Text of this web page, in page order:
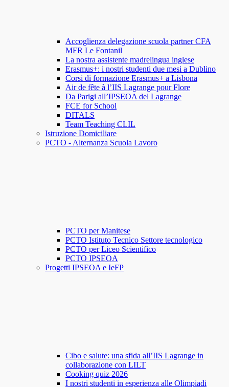
Accoglienza delegazione scuola partner CFA
MFR Le Fontanil
La nostra assistente madrelingua inglese
Erasmus+: i nostri studenti due mesi a Dublino
Corsi di formazione Erasmus+ a Lisbona
Air de fête à l’IIS Lagrange pour Flore
Da Parigi all’IPSEOA del Lagrange
FCE for School
DITALS
Team Teaching CLIL
Istruzione Domiciliare
PCTO - Alternanza Scuola Lavoro
PCTO per Manitese
PCTO Istituto Tecnico Settore tecnologico
PCTO per Liceo Scientifico
PCTO IPSEOA
Progetti IPSEOA e IeFP
Cibo e salute: una sfida all’IIS Lagrange in
collaborazione con LILT
Cooking quiz 2026
I nostri studenti in esperienza alle Olimpiadi